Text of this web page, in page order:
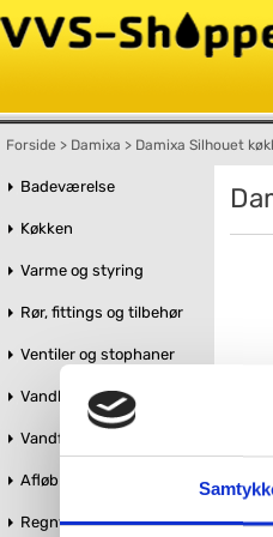
Forside > Damixa > Damixa Silhouet
Badeværelse
Køkken
Varme og styring
Rør, fittings og tilbehør
Ventiler og stophaner
Vandbehandling
Vandforsyning
Afløb og kloak
Regnvandshåndtering